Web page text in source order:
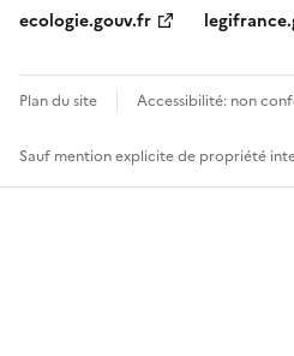
ecologie.gouv.fr
Plan du site Accessibilité: non
Sauf mention explicite de propriété